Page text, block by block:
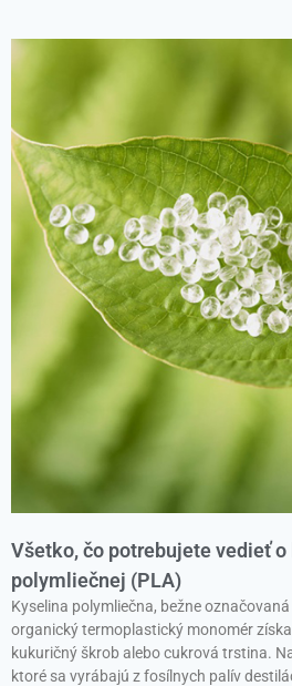
Všetko, čo potrebujete vedieť
polymliečnej (PLA)
Kyselina polymliečna, bežne
organický termoplastický monomér
kukuričný škrob alebo cukrová trstina.
ktoré sa vyrábajú z fosílnych palív